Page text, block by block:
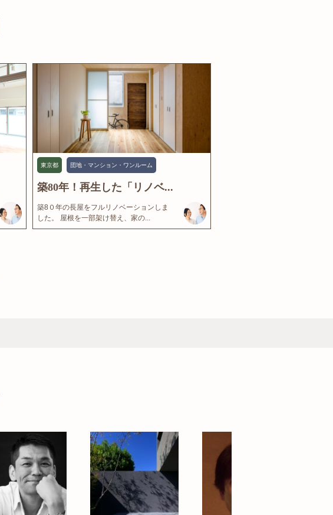
東京都 団地・マンション・ワンルーム
築80年！再生した「リノベ...
築8０年の長屋をフルリノベーションしま
した。 屋根を一部架け替え、家の...